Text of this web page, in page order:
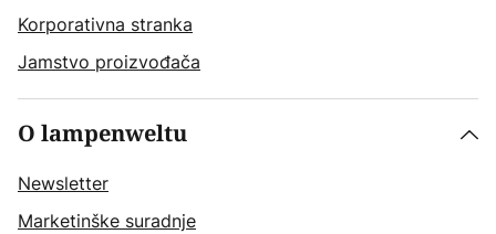
Korporativna stranka
Jamstvo proizvođača
O lampenweltu
Newsletter
Marketinške suradnje